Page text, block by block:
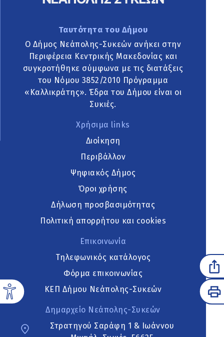
Ταυτότητα του Δήμου
Ο Δήμος Νεάπολης-Συκεών ανήκει στην
Περιφέρεια Κεντρικής Μακεδονίας και
συγκροτήθηκε σύμφωνα με τις διατάξεις
του Νόμου 3852/2010 Πρόγραμμα
«Καλλικράτης». Έδρα του Δήμου είναι οι
Συκιές.
Χρήσιμα links
Διοίκηση
Περιβάλλον
Ψηφιακός Δήμος
Όροι χρήσης
Δήλωση προσβασιμότητας
Πολιτική απορρήτου και cookies
Επικοινωνία
Τηλεφωνικός κατάλογος
Φόρμα επικοινωνίας
ΚΕΠ Δήμου Νεάπολης-Συκεών
Δημαρχείο Νεάπολης-Συκεών
Στρατηγού Σαράφη 1 & Ιωάννου